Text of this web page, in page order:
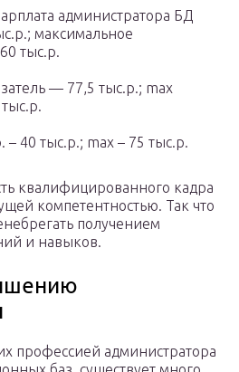
администратора БД
максимальное
тыс.р.
— 77,5 тыс.р.; max
– 40 тыс.р.; max – 75 тыс.р.
квалифицированного кадра
компетентностью. Так что
получением
и навыков.
профессией администратора